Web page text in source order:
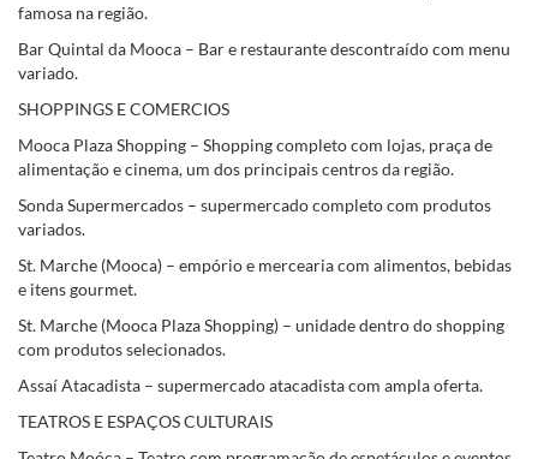
famosa na região.
Bar Quintal da Mooca – Bar e restaurante descontraído com menu
variado.
SHOPPINGS E COMERCIOS
Mooca Plaza Shopping – Shopping completo com lojas, praça de
alimentação e cinema, um dos principais centros da região.
Sonda Supermercados – supermercado completo com produtos
variados.
St. Marche (Mooca) – empório e mercearia com alimentos, bebidas
e itens gourmet.
St. Marche (Mooca Plaza Shopping) – unidade dentro do shopping
com produtos selecionados.
Assaí Atacadista – supermercado atacadista com ampla oferta.
TEATROS E ESPAÇOS CULTURAIS